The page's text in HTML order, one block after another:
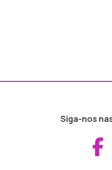
Siga-nos